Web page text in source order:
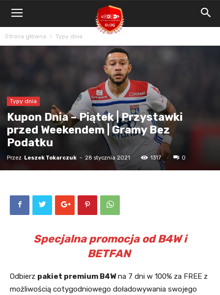
Blog
Strona główna Typy dnia
Typy dnia
Kupon Dnia – Piątek | Przystawki
przed Weekendem | Gramy Bez
Podatku
Przez Leszek Tokarczuk - 28 stycznia 2021 1317 0
Specjalna promocja od B4W i
BETFAN
Odbierz pakiet premium B4Wna 7 dni w 100% za FREE z
możliwością cotygodniowego doładowywania swojego